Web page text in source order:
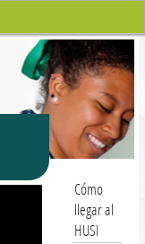
Cómo
llegar al
HUSI